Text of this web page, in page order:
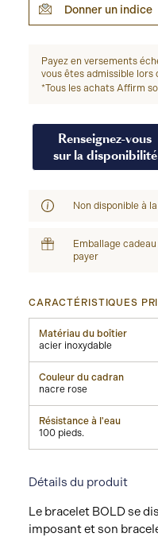
Donner un indice
Payez en versements
vous êtes admissible lors
*Tous les achats Affirm
Renseignez-vous
sur la disponibilité
Non disponible à
Emballage
payer
CARACTÉRISTIQUES
Matériau du boîtier
acier inoxydable
Couleur du cadran
nacre rose
Résistance à l'eau
100 pieds.
Détails du produit
Le bracelet BOLD se
imposant et son